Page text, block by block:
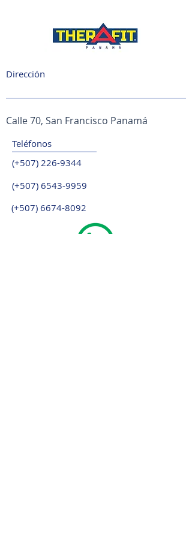
Dirección
Calle 70, San Francisco Panamá
Teléfonos
(+507) 226-9344
(+507) 6543-9959
(+507) 6674-8092